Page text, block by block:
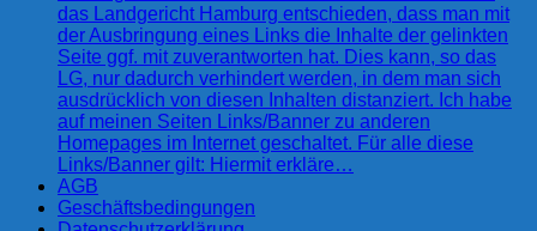
das Landgericht Hamburg entschieden, dass man mit
der Ausbringung eines Links die Inhalte der gelinkten
Seite ggf. mit zuverantworten hat. Dies kann, so das
LG, nur dadurch verhindert werden, in dem man sich
ausdrücklich von diesen Inhalten distanziert. Ich habe
auf meinen Seiten Links/Banner zu anderen
Homepages im Internet geschaltet. Für alle diese
Links/Banner gilt: Hiermit erkläre…
AGB
Geschäftsbedingungen